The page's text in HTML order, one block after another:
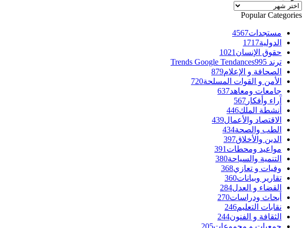
الأرشيف
Popular Categories
مستجدات4567
الدولية1717
حقوق الإنسان 1021
ترند Trends Google Tendances 995
الصحافة و الإعلام879
الأمن و القوات المسلحة720
جامعات ومعاهد637
آراء وأفكار 567
أنشطة الملك446
الاقتصاد والأعمال439
الطب والصحة434
الدين والأخلاق397
مواعيد ومحطات 391
التنمية والسياحة380
وفيات و تعازي368
تقارير وبيانات360
القضاء و العدل284
أبحاث ودراسات270
نقابات التعليم246
الثقافة و الفنون244
جمعيات و مجموعات205